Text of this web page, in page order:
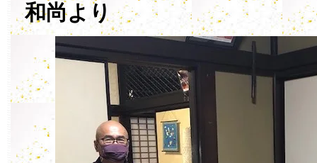
和尚より